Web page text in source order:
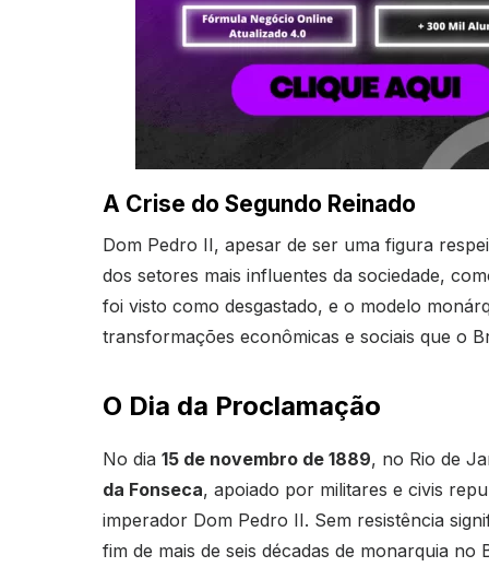
A Crise do Segundo Reinado
Dom Pedro II, apesar de ser uma figura
dos setores mais influentes da sociedade,
foi visto como desgastado, e o modelo
transformações econômicas e sociais que o
O Dia da Proclamação
No dia 15 de novembro de 1889, no Rio de
da Fonseca, apoiado por militares e civis
imperador Dom Pedro II. Sem resistência
fim de mais de seis décadas de monarquia no